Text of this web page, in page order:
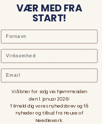
VÆR MED FRA
START!
Email
Vi åbner for salg via hjemmesiden
den 1. januar 2026!
Tilmeld dig vores nyhedsbrev og få
nyheder og tilbud fra House of
Needlework.